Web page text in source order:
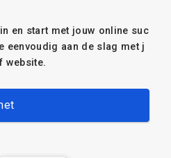
en start met jouw online suc
eenvoudig aan de slag met j
website.